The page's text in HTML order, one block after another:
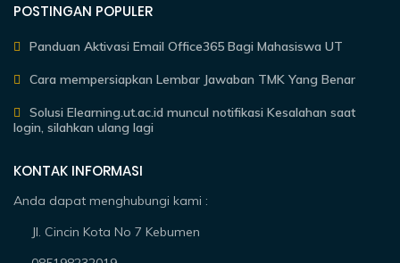
POSTINGAN POPULER
Panduan Aktivasi Email Office365 Bagi Mahasiswa UT
Cara mempersiapkan Lembar Jawaban TMK Yang Benar
Solusi Elearning.ut.ac.id muncul notifikasi Kesalahan saat
login, silahkan ulang lagi
KONTAK INFORMASI
Anda dapat menghubungi kami :
Jl. Cincin Kota No 7 Kebumen